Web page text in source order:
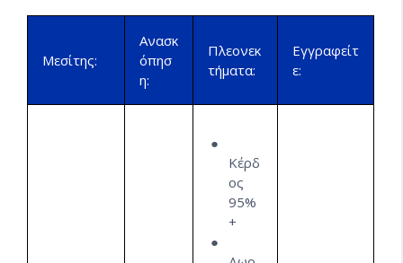
Μεσίτης:
Ανασκ
όπησ
η:
Πλεονεκ
τήματα:
Εγγραφείτ
ε:
Κέρδ
ος
95%
+